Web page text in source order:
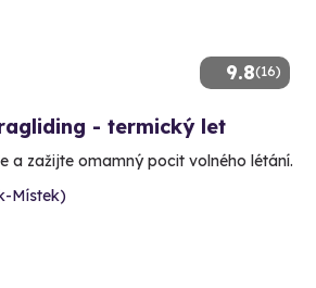
9.8(16)
- termický let
a zažijte omamný pocit volného létání.
Místek)